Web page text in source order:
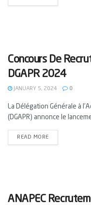
Concours De
DGAPR 2024
JANUARY 5, 2024 0
La Délégation Générale à
(DGAPR) annonce le
READ MORE
ANAPEC